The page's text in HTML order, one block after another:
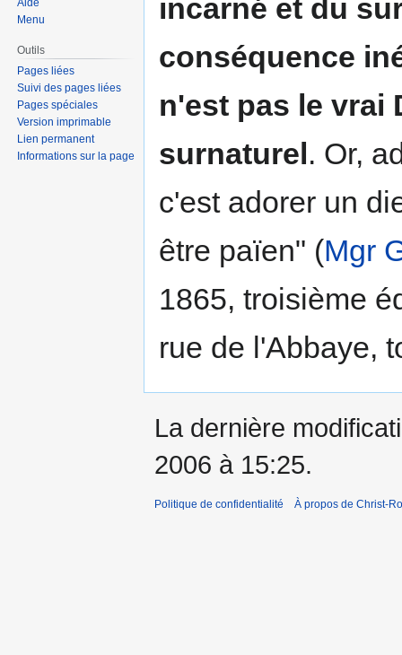
navigation
recherche
incarné et du
conséquence
n'est pas le vrai
surnaturel. Or,
c'est adorer un
être païen" (Mgr
1865, troisième
rue de l'Abbaye,
Menu
Outils
Pages liées
Suivi des pages liées
Pages spéciales
Version imprimable
Lien permanent
Informations sur la page
La dernière
2006 à 15:25.
Politique de confidentialité À propos de Christ-